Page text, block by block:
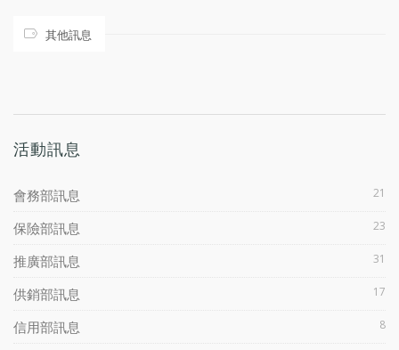
其他訊息
活動訊息
會務部訊息 21
保險部訊息 23
推廣部訊息 31
供銷部訊息 17
信用部訊息 8